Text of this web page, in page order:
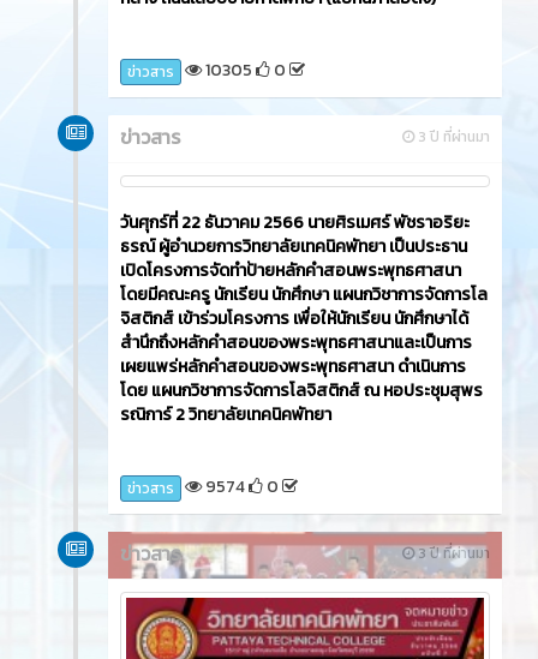
ข่าวสาร 10492
กุมภาพันธ์ 2024
2 ปี ที่ผ่านมา
ข่าวสาร
วันอังคารที่ 26 ธันวาคม 2566​ นายธวัชชัย ศรีทอง ผู้ว่า
ราชการจังหวัดชลบุรี เป็นประธานเปิดกิจกรรม 'ขับขี่
ปลอดภัย เมืองไทยไร้อุบัติเหตุ และกวาดล้าง
อาชญากรรม ช่วงเทศกาลปีใหม่ พ.ศ.2567' โดยนายศิร
เมศร์ พัชราอริยธรณ์ ผู้อำนวยการวิทยาลัยเทคนิค
พัทยา มอบหมายให้ นายวรพล ทรงอาจ หัวหน้างาน
โครงการพิเศษและบริการชุมชน นำนักเรียน นักศึกษา
วิชาช่างยนต์ เข้าร่วมกิจกรรม ณ ลานกิจกรรมพัทยา
กลาง ถนนเลียบชายหาดพัทยา (แยกนิภาลอดจ์)
ข่าวสาร 10305 0
3 ปี ที่ผ่านมา
ข่าวสาร